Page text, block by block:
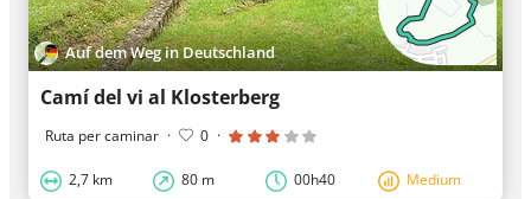
Auf dem Weg in Deutschland
Camí del vi al Klosterberg
Ruta per caminar · 0 ·
2,7 km 80 m 00h40 Medium